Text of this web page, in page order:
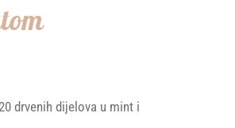
drvenih dijelova u mint i